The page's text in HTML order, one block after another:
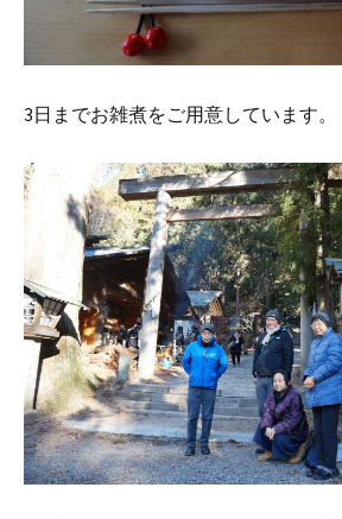
3日までお雑煮をご用意しています。